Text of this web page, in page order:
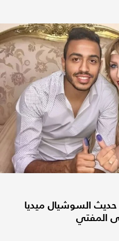
حديث السوشيال ميديا
المفتي